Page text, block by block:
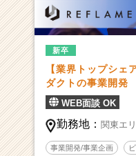
新卒
【業界トップシェ
ダクトの事業開発
WEB面談 OK
勤務地： 関東エリ
事業開発/事業企画